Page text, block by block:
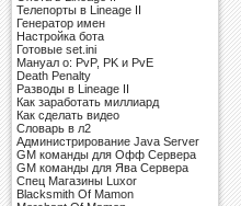
Телепорты в Lineage II
Генератор имен
Настройка бота
Готовые set.ini
Мануал о: PvP, PK и PvE
Death Penalty
Разводы в Lineage II
Как заработать миллиард
Как сделать видео
Словарь в л2
Администрирование Java Server
GM команды для Офф Сервера
GM команды для Ява Сервера
Cпец Магазины Luxor
Blacksmith Of Mamon